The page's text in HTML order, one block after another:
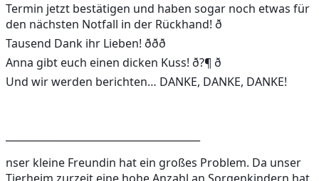
Termin jetzt bestätigen und haben sogar noch etwas für
den nächsten Notfall in der Rückhand! ð
Tausend Dank ihr Lieben! ððð
Anna gibt euch einen dicken Kuss! ð?¶ ð
Und wir werden berichten… DANKE, DANKE, DANKE!
nser kleine Freundin hat ein großes Problem. Da unser